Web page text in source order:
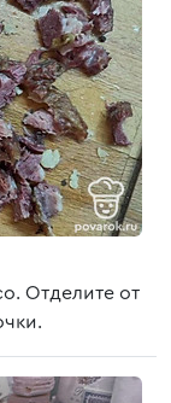
Отделите от